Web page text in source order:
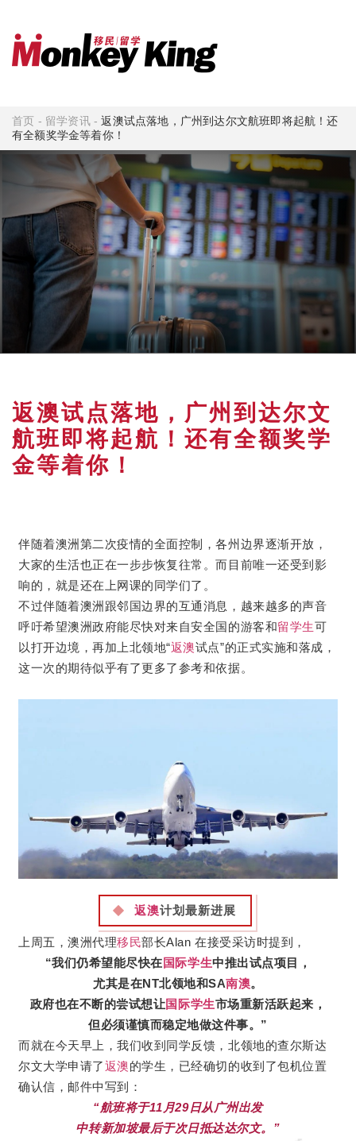
首页 - 留学资讯-返澳试点落地，广州到达尔文航班即将起航！还
有全额奖学金等着你！
返澳试点落地，广州到达尔文
航班即将起航！还有全额奖学
金等着你！
伴随着澳洲第二次疫情的全面控制，各州边界逐渐开放，
大家的生活也正在一步步恢复往常。而目前唯一还受到影
响的，就是还在上网课的同学们了。
不过伴随着澳洲跟邻国边界的互通消息，越来越多的声音
呼吁希望澳洲政府能尽快对来自安全国的游客和留学生可
以打开边境，再加上北领地“返澳试点”的正式实施和落成，
这一次的期待似乎有了更多了参考和依据。
返澳计划最新进展
上周五，澳洲代理移民部长Alan 在接受采访时提到，
“我们仍希望能尽快在国际学生中推出试点项目，
尤其是在NT北领地和SA南澳。
政府也在不断的尝试想让国际学生市场重新活跃起来，
但必须谨慎而稳定地做这件事。”
而就在今天早上，我们收到同学反馈，北领地的查尔斯达
尔文大学申请了返澳的学生，已经确切的收到了包机位置
确认信，邮件中写到：
“航班将于11月29日从广州出发
中转新加坡最后于次日抵达达尔文。”